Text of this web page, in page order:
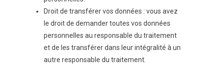
Droit de transférer vos données : vous avez
le droit de demander toutes vos données
personnelles au responsable du traitement
et de les transférer dans leur intégralité à un
autre responsable du traitement.